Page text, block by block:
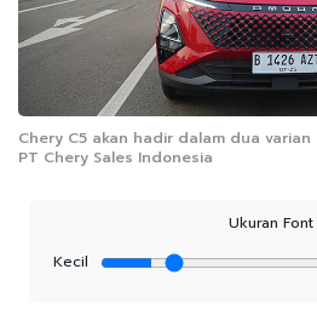
Chery C5 akan hadir dalam dua
PT Chery Sales Indonesia
Ukuran Font
Kecil